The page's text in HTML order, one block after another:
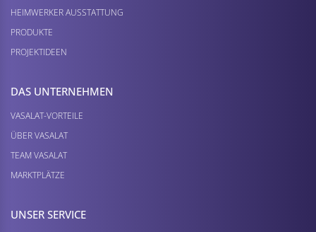
HEIMWERKER AUSSTATTUNG
PRODUKTE
PROJEKTIDEEN
DAS UNTERNEHMEN
VASALAT-VORTEILE
ÜBER VASALAT
TEAM VASALAT
MARKTPLÄTZE
UNSER SERVICE